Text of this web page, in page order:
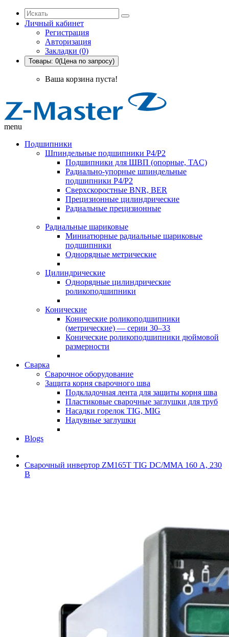
Личный кабинет
Регистрация
Авторизация
Закладки (0)
Товары: 0(Цена по запросу)
Ваша корзина пуста!
menu
Подшипники
Шпиндельные подшипники P4/P2
Подшипники для ШВП (опорные, TAC)
Радиально-упорные шпиндельные
подшипники P4/P2
Сверхскоростные BNR, BER
Прецизионные цилиндрические
Радиальные прецизионные
Радиальные шариковые
Миниатюрные радиальные шариковые
подшипники
Однорядные метрические
Цилиндрические
Однорядные цилиндрические
роликоподшипники
Конические
Конические роликоподшипники
(метрические) — серии 30–33
Конические роликоподшипники дюймовой
размерности
Сварка
Сварочное оборудование
Защита корня сварочного шва
Подкладочная лента для защиты корня шва
Пластиковые сварочные заглушки для труб
Насадки горелок TIG, MIG
Надувные заглушки
Blogs
Сварочный инвертор ZM165T TIG DC/MMA 160 А, 230
В